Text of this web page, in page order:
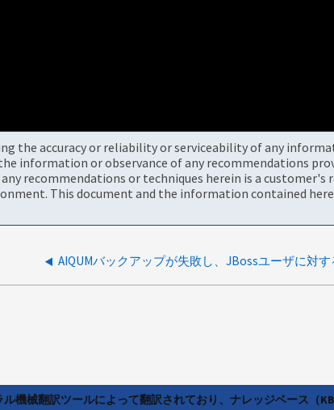
the accuracy or reliability or serviceability of any
information or observance of any recommendations
recommendations or techniques herein is a
This document and the information contained
機械翻訳ツールによって翻訳されており、ナレッジベース（